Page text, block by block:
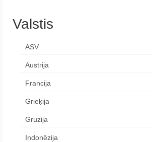
Valstis
ASV
Austrija
Francija
Grieķija
Gruzija
Indonēzija